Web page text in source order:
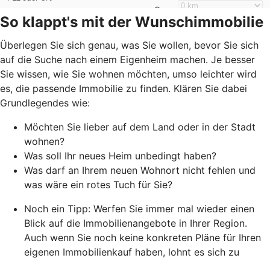
So klappt's mit der Wunschimmobilie
Überlegen Sie sich genau, was Sie wollen, bevor Sie sich
auf die Suche nach einem Eigenheim machen. Je besser
Sie wissen, wie Sie wohnen möchten, umso leichter wird
es, die passende Immobilie zu finden. Klären Sie dabei
Grundlegendes wie:
Möchten Sie lieber auf dem Land oder in der Stadt
wohnen?
Was soll Ihr neues Heim unbedingt haben?
Was darf an Ihrem neuen Wohnort nicht fehlen und
was wäre ein rotes Tuch für Sie?
Noch ein Tipp: Werfen Sie immer mal wieder einen
Blick auf die Immobilienangebote in Ihrer Region.
Auch wenn Sie noch keine konkreten Pläne für Ihren
eigenen Immobilienkauf haben, lohnt es sich zu